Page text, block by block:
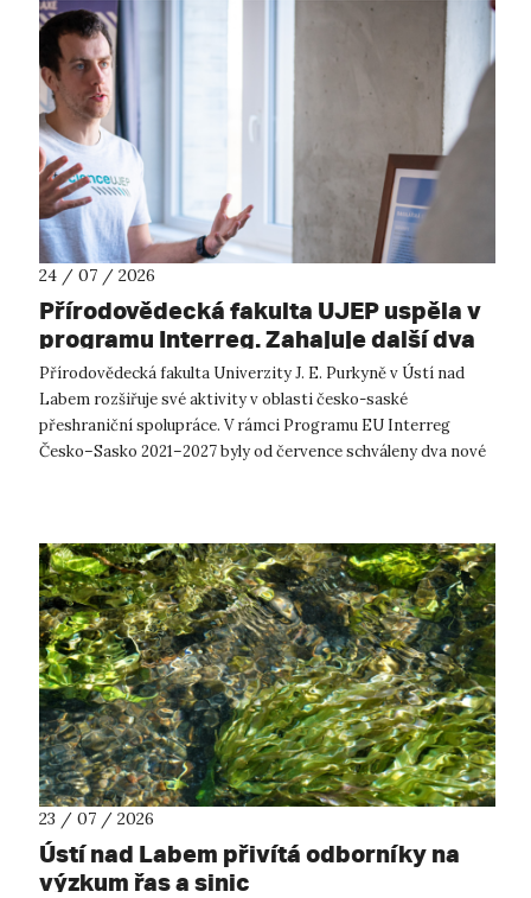
24 / 07 / 2026
Přírodovědecká fakulta UJEP uspěla v
programu Interreg. Zahajuje další dva
přeshraniční projekty se saskými
partnery
Přírodovědecká fakulta Univerzity J. E. Purkyně v Ústí nad
Labem rozšiřuje své aktivity v oblasti česko-saské
přeshraniční spolupráce. V rámci Programu EU Interreg
Česko–Sasko 2021–2027 byly od července schváleny dva nové
23 / 07 / 2026
Ústí nad Labem přivítá odborníky na
výzkum řas a sinic